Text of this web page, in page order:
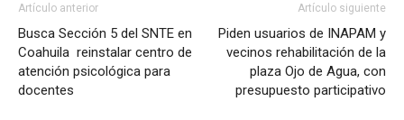
Artículo anterior
Busca Sección 5 del SNTE en
Coahuila reinstalar centro de
atención psicológica para
docentes
Artículo siguiente
Piden usuarios de INAPAM y
vecinos rehabilitación de la
plaza Ojo de Agua, con
presupuesto participativo